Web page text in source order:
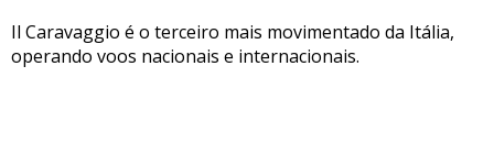
Il Caravaggio é o terceiro mais movimentado da Itália,
operando voos nacionais e internacionais.